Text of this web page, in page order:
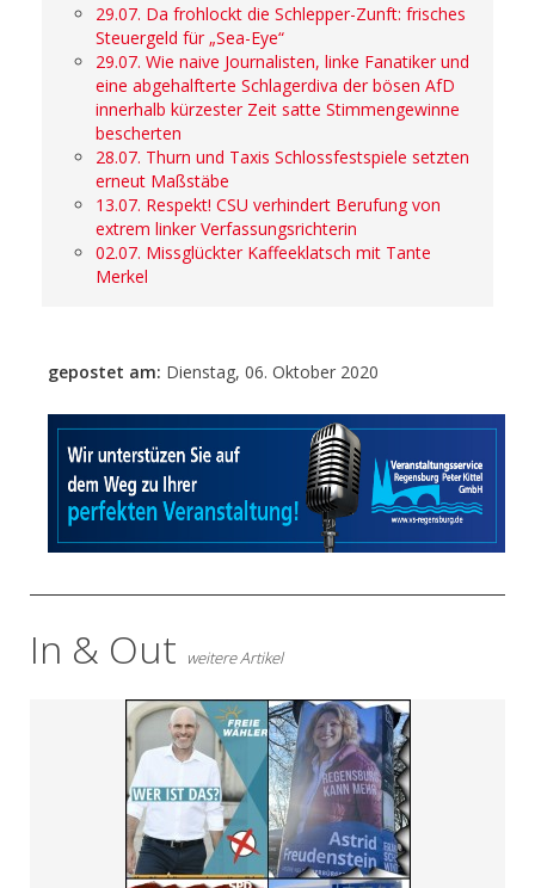
29.07. Da frohlockt die Schlepper-Zunft: frisches
Steuergeld für „Sea-Eye“
29.07. Wie naive Journalisten, linke Fanatiker und
eine abgehalfterte Schlagerdiva der bösen AfD
innerhalb kürzester Zeit satte Stimmengewinne
bescherten
28.07. Thurn und Taxis Schlossfestspiele setzten
erneut Maßstäbe
13.07. Respekt! CSU verhindert Berufung von
extrem linker Verfassungsrichterin
02.07. Missglückter Kaffeeklatsch mit Tante
Merkel
gepostet am: Dienstag, 06. Oktober 2020
- Anzeige -
In & Out weitere Artikel